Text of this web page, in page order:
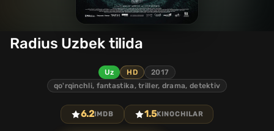
Radius Uzbek tilida
Uz HD
2017
qo'rqinchli, fantastika, triller, drama, detektiv
6.2IMDB 1.5KINOCHILAR